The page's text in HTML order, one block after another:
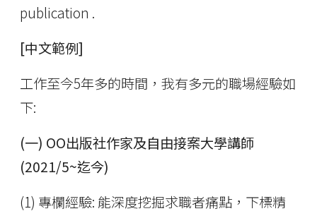
publication .
[中文範例]
工作至今5年多的時間，我有多元的職場經驗如
下:
(一) OO出版社作家及自由接案大學講師
(2021/5~迄今)
(1) 專欄經驗: 能深度挖掘求職者痛點，下標精